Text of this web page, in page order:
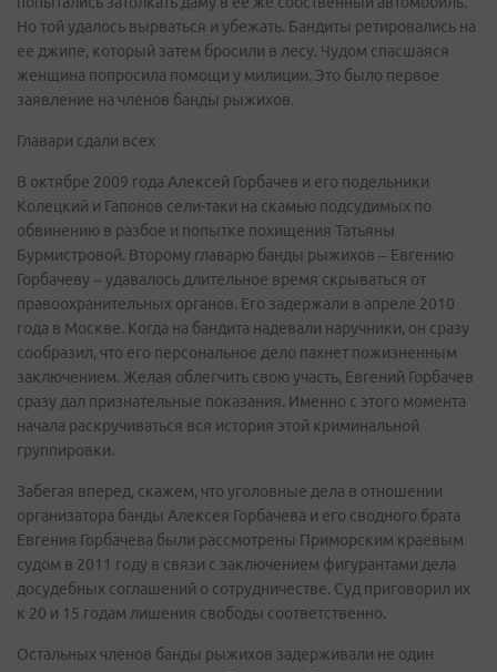
Но той удалось вырваться и убежать. Бандиты ретировались на
ее джипе, который затем бросили в лесу. Чудом спасшаяся
женщина попросила помощи у милиции. Это было первое
заявление на членов банды рыжихов.
Главари сдали всех
В октябре 2009 года Алексей Горбачев и его подельники
Колецкий и Гапонов сели-таки на скамью подсудимых по
обвинению в разбое и попытке похищения Татьяны
Бурмистровой. Второму главарю банды рыжихов – Евгению
Горбачеву – удавалось длительное время скрываться от
правоохранительных органов. Его задержали в апреле 2010
года в Москве. Когда на бандита надевали наручники, он сразу
сообразил, что его персональное дело пахнет пожизненным
заключением. Желая облегчить свою участь, Евгений Горбачев
сразу дал признательные показания. Именно с этого момента
начала раскручиваться вся история этой криминальной
группировки.
Забегая вперед, скажем, что уголовные дела в отношении
организатора банды Алексея Горбачева и его сводного брата
Евгения Горбачева были рассмотрены Приморским краевым
судом в 2011 году в связи с заключением фигурантами дела
досудебных соглашений о сотрудничестве. Суд приговорил их
к 20 и 15 годам лишения свободы соответственно.
Остальных членов банды рыжихов задерживали не один